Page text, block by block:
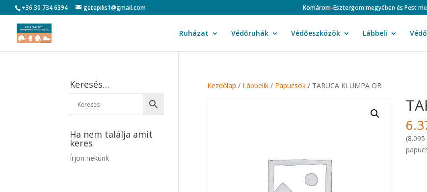
+36 30 734 6394 getepilis1@gmail.com Komárom-Esztergom megyében és Pest
Ruházat Védőruhák Védőeszközök Lábbeli
Kezdőlap / Lábbelik/ Papucsok/ TARUCA KLUMPA OB
(8.095
Keresés…
Ha nem találja amit
keres
Írjon nekünk